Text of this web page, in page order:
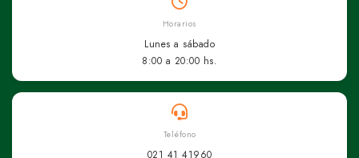
Horarios
Lunes a sábado
8:00 a 20:00 hs.
Teléfono
021 41 41960